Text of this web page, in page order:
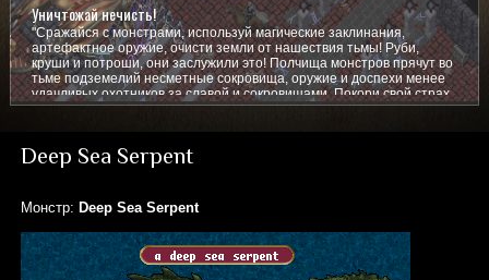
Уничтожай нечисть!
"Сражайся с монстрами, используй магические заклинания,
артефактное оружие, очисти земли от нашествия тьмы! Руби,
круши и потроши, они заслужили это! Полчища монстров прячут во
тьме подземелий несметные сокровища, оружие и доспехи менее
удачливых охотников за славой и сокровищами. Покори свой страх,
покажи им кто тут главный!
Deep Sea Serpent
Монстр: Deep Sea Serpent